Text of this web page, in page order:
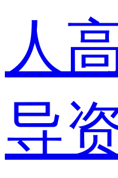
人
导